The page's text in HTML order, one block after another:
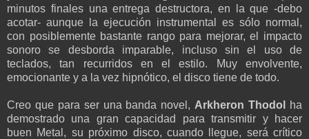
minutos finales una entrega destructora, en la que -debo
acotar- aunque la ejecución instrumental es sólo normal,
con posiblemente bastante rango para mejorar, el impacto
sonoro se desborda imparable, incluso sin el uso de
teclados, tan recurridos en el estilo. Muy envolvente,
emocionante y a la vez hipnótico, el disco tiene de todo.
Creo que para ser una banda novel, Arkheron Thodol
ha
demostrado una gran capacidad para transmitir y hacer
buen Metal, su próximo disco, cuando llegue, será crítico